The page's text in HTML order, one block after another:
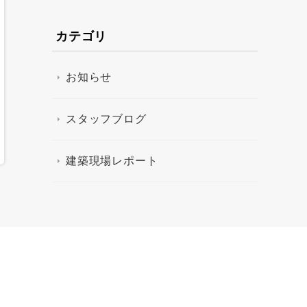
カテゴリ
お知らせ
スタッフブログ
建築現場レポート